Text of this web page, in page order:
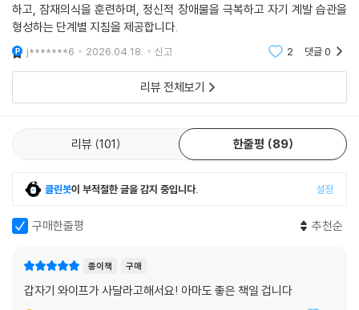
이 훈련은 특별한 재능이나 환경을 전제하지 않는다. 가능성을 여는 마인
드셋을 세우는 것에서 출발해, 자신이 원하는 삶의 방향을 설계하고, 압박
속에서도 흔들리지 않는 평정심을 유지하는 단계까지-누구나 일상에서
바로 적용할 수 있는 구체적인 실천 도구들로 이루어져 있다. 이는 단순한
동기부여를 넘어, 잠재력을 실제 성과로 전환시키는 체계적인 훈련 과정이
다.
‘내면 근력’ 훈련의 출발점은 마인드셋의 재정립이다. 자신의 감정과 사고
데서 시작해, 실패와 성공을 모두 성장의 자원으로 전환하는 힘을 키운다.
있는 내적 기반을 만들게 된다.
이 책은 이러한 원리를 실제로 작동하게 만드는 구체적인 방법까지 제시한
생각과 미래에 대한 불안을 줄이고 목표에 몰입하는 집중 루틴, 상황에 따
하고, 잠재의식을 훈련하며, 정신적 장애물을 극복하고 자기 계발 습관을
형성하는 단계별 지침을 제공합니다.
j*******6 2026.04.18. 신고 2 댓글0
리뷰 전체보기
리뷰 101 한줄평 89
클린봇이 부적절한 글을 감지 중입니다. 설정
구매한줄평 추천순
종이책 구매
갑자기 와이프가 사달라고해서요! 아마도 좋은 책일 겁니다